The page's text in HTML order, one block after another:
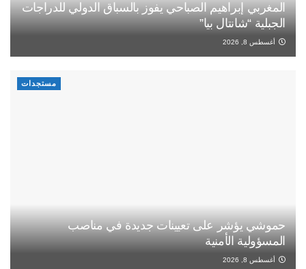
المغربي إبراهيم الصباحي يفوز بالسباق الدولي للدراجات
الجبلية “شانتال بيا”
أغسطس 8, 2026
مستجدات
حموشي يؤشر على تعيينات جديدة في مناصب
المسؤولية الأمنية
أغسطس 8, 2026